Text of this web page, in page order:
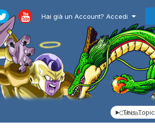
Hai già un Account? Accedi
This Topic